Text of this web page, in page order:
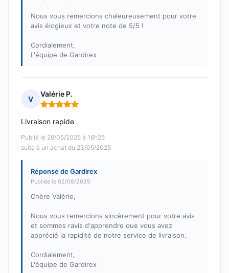
Nous vous remercions chaleureusement pour votre
avis élogieux et votre note de 5/5 !
Cordialement,
L'équipe de Gardirex
V
Valérie P.
Note : 5 sur 5
Publié le 28/05/2025 à 16h25
suite à un achat du 23/05/2025
Livraison rapide
Réponse de Gardirex
Publiée le 02/06/2025
Chère Valérie,
Nous vous remercions sincèrement pour votre avis
et sommes ravis d'apprendre que vous avez
apprécié la rapidité de notre service de livraison.
Cordialement,
L'équipe de Gardirex